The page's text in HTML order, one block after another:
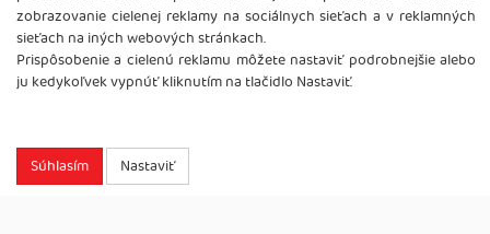
Copyright2026 ©Brel, s.r.o.
zobrazovanie cielenej reklamy na sociálnych sieťach a v reklamných
sieťach na iných webových stránkach.
Prispôsobenie a cielenú reklamu môžete nastaviť podrobnejšie alebo
ju kedykoľvek vypnúť kliknutím na tlačidlo Nastaviť.
Súhlasím Nastaviť